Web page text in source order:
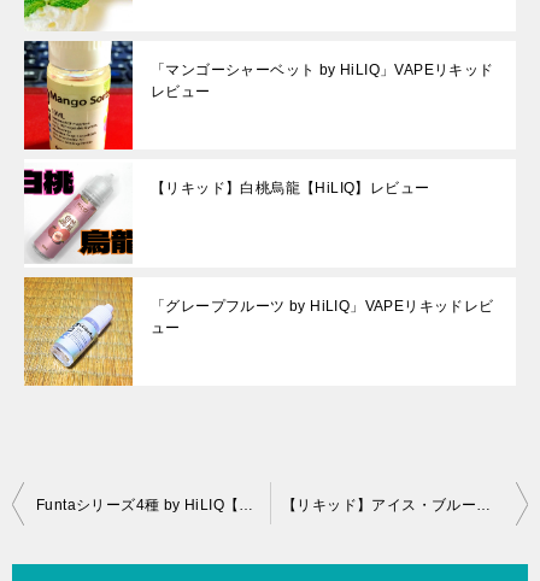
「マンゴーシャーベット by HiLIQ」VAPEリキッド
レビュー
【リキッド】白桃烏龍【HiLIQ】レビュー
「グレープフルーツ by HiLIQ」VAPEリキッドレビ
ュー
投
Funtaシリーズ4種 by HiLIQ【リキッド】レビュー 【リキッド】アイス・ブルーベリー【HiLIQ】レビュー